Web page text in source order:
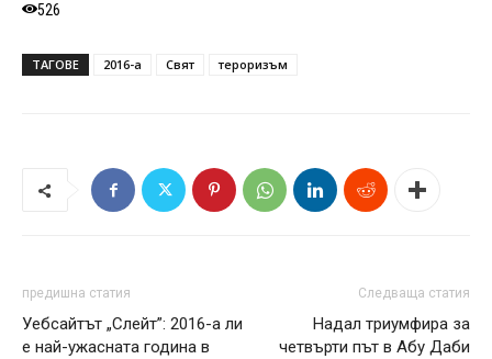
526
ТАГОВЕ 2016-а Свят тероризъм
предишна статия
Уебсайтът „Слейт”: 2016-а ли
е най-ужасната година в
Следваща статия
Надал триумфира за
четвърти път в Абу Даби